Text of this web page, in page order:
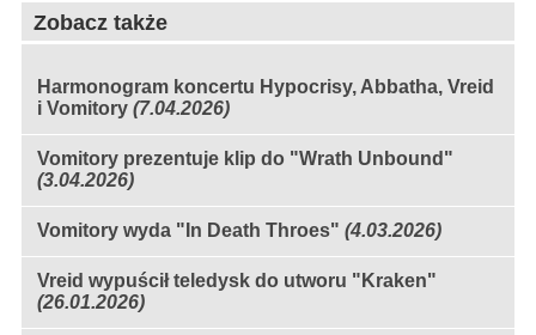
Zobacz także
Harmonogram koncertu Hypocrisy, Abbatha, Vreid
i Vomitory (7.04.2026)
Vomitory prezentuje klip do "Wrath Unbound"
(3.04.2026)
Vomitory wyda "In Death Throes" (4.03.2026)
Vreid wypuścił teledysk do utworu "Kraken"
(26.01.2026)